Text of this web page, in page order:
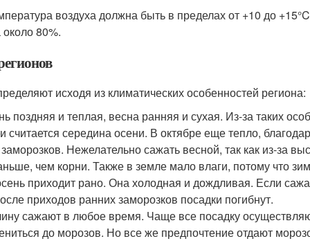
воздуха должна быть в пределах от +10 до
80%.
исходя из климатических особенностей региона:
поздняя и теплая, весна ранняя и сухая. Из-за таких
считается середина осени. В октябре еще тепло,
Нежелательно сажать весной, так как из-за
чем корни. Также в земле мало влаги, потому что
приходит рано. Она холодная и дождливая. Если
приходов ранних заморозков посадки погибнут.
сажают в любое время. Чаще все посадку
до морозов. Но все же предпочтение отдают